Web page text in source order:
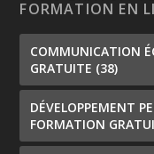
FORMATION EN
COMMUNICATION
GRATUITE (38)
DÉVELOPPEMENT
FORMATION